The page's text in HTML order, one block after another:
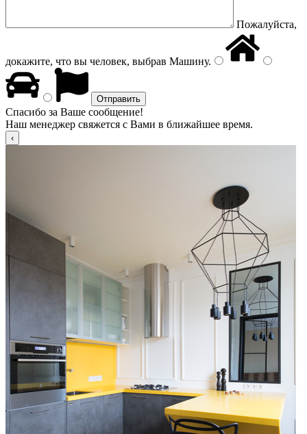
Пожалуйста,
докажите, что вы человек, выбрав Машину.
Спасибо за Ваше сообщение!
Наш менеджер свяжется с Вами в ближайшее время.